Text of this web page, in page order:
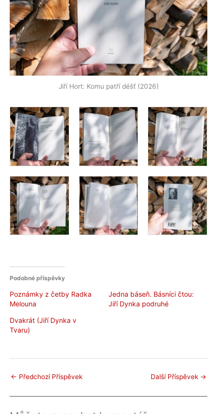
Jiří Hort: Komu patří déšť (2026)
Podobné příspěvky
Poznámky z četby Radka
Melouna
Jedna báseň. Básníci čtou:
Jiří Dynka podruhé
Dvakrát (Jiří Dynka v
Tvaru)
← Předchozí Příspěvek Další Příspěvek →